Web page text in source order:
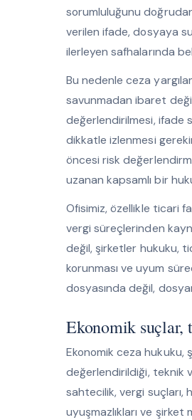
sorumluluğunu
verilen ifade, dosyaya
ilerleyen safhalarında
Bu nedenle ceza
savunmadan ibaret
değerlendirilmesi, ifade
dikkatle izlenmesi
öncesi risk
uzanan kapsamlı bir
Ofisimiz, özellikle ticari
vergi süreçlerinden
değil, şirketler hukuku,
korunması ve uyum
dosyasında değil,
Ekonomik suçlar,
Ekonomik ceza hukuku,
değerlendirildiği, teknik
sahtecilik, vergi suçları,
uyuşmazlıkları ve şirket